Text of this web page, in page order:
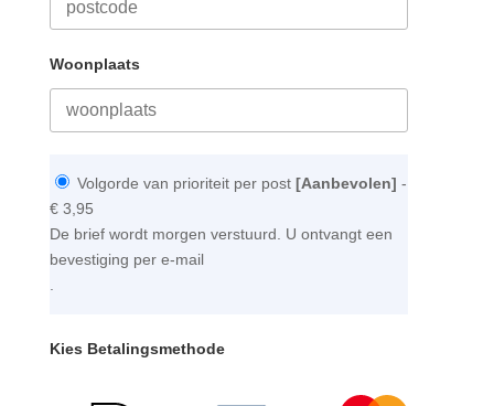
Woonplaats
Volgorde van prioriteit per post [Aanbevolen] -
€ 3,95
De brief wordt morgen verstuurd. U ontvangt een
bevestiging per e-mail
.
Kies Betalingsmethode